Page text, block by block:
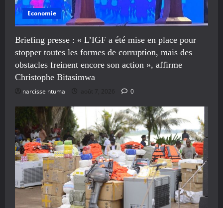
Economie
Briefing presse : « L’IGF a été mise en place pour
stopper toutes les formes de corruption, mais des
obstacles freinent encore son action », affirme
Christophe Bitasimwa
narcisse ntuma août 7, 2026 0